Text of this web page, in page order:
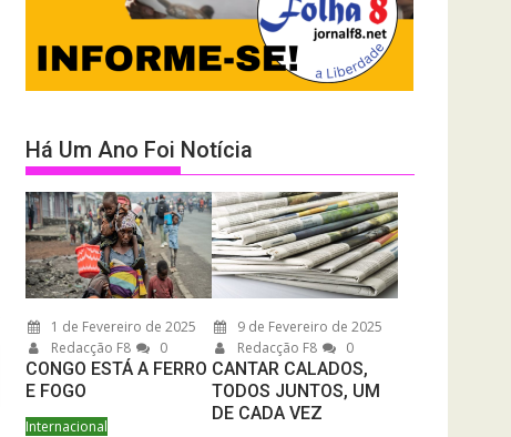
Há Um Ano Foi Notícia
1 de Fevereiro de 2025
Redacção F8
0
CONGO ESTÁ A FERRO
E FOGO
Internacional
9 de Fevereiro de 2025
Redacção F8
0
CANTAR CALADOS,
TODOS JUNTOS, UM
DE CADA VEZ